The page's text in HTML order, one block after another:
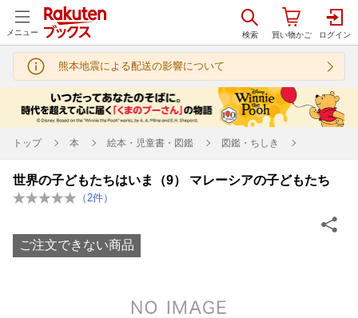
メニュー
熊本地震による配送の影響について
トップ 本 絵本・児童書・図鑑 図鑑・ちしき
世界の子どもたちはいま（9） マレーシアの子どもたち
（ 2件）
ご注文できない商品